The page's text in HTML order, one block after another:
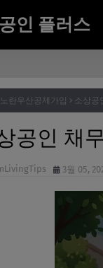
인 플러스
노란우산공제가입 소상공
공인 채
3월 05,